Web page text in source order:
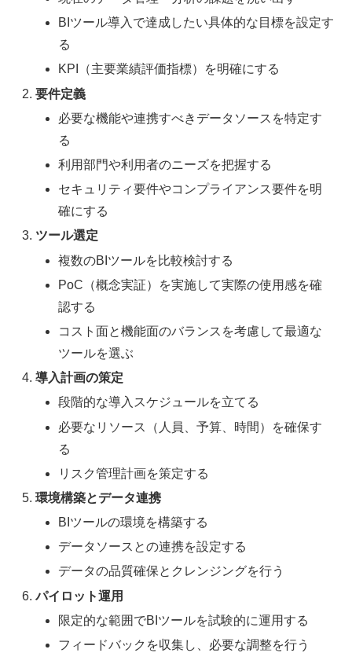
BIツール導入で達成したい具体的な目標を設定す
る
KPI（主要業績評価指標）を明確にする
要件定義
必要な機能や連携すべきデータソースを特定す
る
利用部門や利用者のニーズを把握する
セキュリティ要件やコンプライアンス要件を明
確にする
ツール選定
複数のBIツールを比較検討する
PoC（概念実証）を実施して実際の使用感を確
認する
コスト面と機能面のバランスを考慮して最適な
ツールを選ぶ
導入計画の策定
段階的な導入スケジュールを立てる
必要なリソース（人員、予算、時間）を確保す
る
リスク管理計画を策定する
環境構築とデータ連携
BIツールの環境を構築する
データソースとの連携を設定する
データの品質確保とクレンジングを行う
パイロット運用
限定的な範囲でBIツールを試験的に運用する
フィードバックを収集し、必要な調整を行う